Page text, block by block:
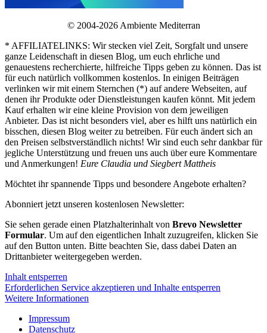
© 2004-2026 Ambiente Mediterran
* AFFILIATELINKS: Wir stecken viel Zeit, Sorgfalt und unsere
ganze Leidenschaft in diesen Blog, um euch ehrliche und
genauestens recherchierte, hilfreiche Tipps geben zu können. Das ist
für euch natürlich vollkommen kostenlos. In einigen Beiträgen
verlinken wir mit einem Sternchen (*) auf andere Webseiten, auf
denen ihr Produkte oder Dienstleistungen kaufen könnt. Mit jedem
Kauf erhalten wir eine kleine Provision von dem jeweiligen
Anbieter. Das ist nicht besonders viel, aber es hilft uns natürlich ein
bisschen, diesen Blog weiter zu betreiben. Für euch ändert sich an
den Preisen selbstverständlich nichts! Wir sind euch sehr dankbar für
jegliche Unterstützung und freuen uns auch über eure Kommentare
und Anmerkungen! Eure Claudia und Siegbert Mattheis
Möchtet ihr spannende Tipps und besondere Angebote erhalten?
Abonniert jetzt unseren kostenlosen Newsletter:
Sie sehen gerade einen Platzhalterinhalt von Brevo Newsletter
Formular. Um auf den eigentlichen Inhalt zuzugreifen, klicken Sie
auf den Button unten. Bitte beachten Sie, dass dabei Daten an
Drittanbieter weitergegeben werden.
Inhalt entsperren
Erforderlichen Service akzeptieren und Inhalte entsperren
Weitere Informationen
Impressum
Datenschutz